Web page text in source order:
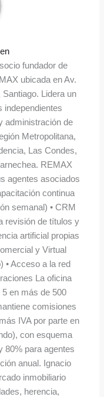
fundador de
ubicada en Av.
Lidera un
independientes
administración de
Metropolitana,
Las Condes,
REMAX
agentes asociados
continua
semanal) • CRM
revisión de títulos y
artificial propias
y Virtual
• Acceso a la red
La oficina
en más de 500
comisiones
IVA por parte en
con esquema
80% para agentes
anual. Ignacio
inmobiliario
herencia,